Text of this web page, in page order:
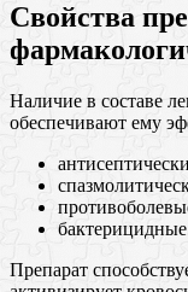
Свойства
Наличие в составе
обеспечивают ему
Препарат